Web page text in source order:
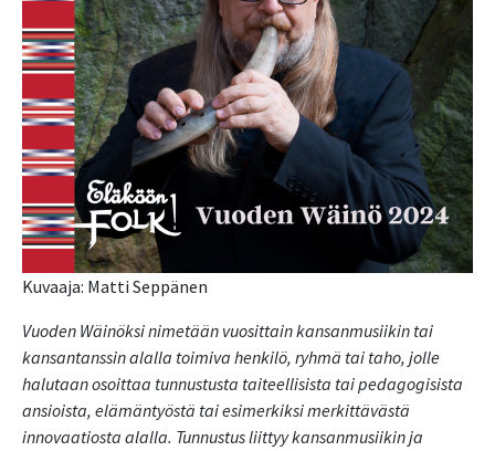
Kuvaaja: Matti Seppänen
Vuoden Wäinöksi nimetään vuosittain kansanmusiikin tai
kansantanssin alalla toimiva henkilö, ryhmä tai taho, jolle
halutaan osoittaa tunnustusta taiteellisista tai pedagogisista
ansioista, elämäntyöstä tai esimerkiksi merkittävästä
innovaatiosta alalla. Tunnustus liittyy kansanmusiikin ja